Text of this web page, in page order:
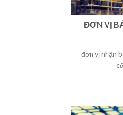
ĐƠN VỊ
đơn vị nhận